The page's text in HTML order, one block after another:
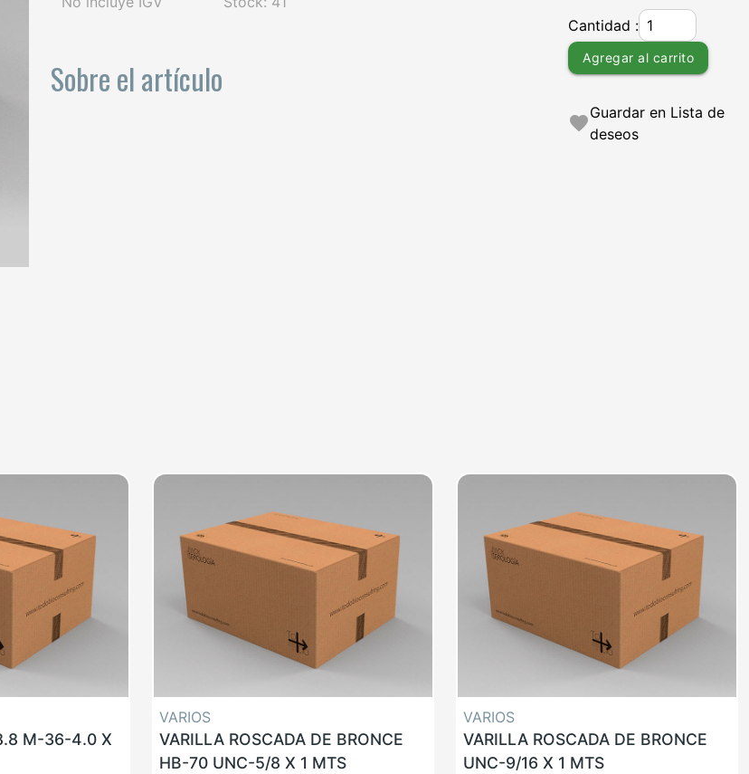
Sobre el artículo
Cantidad :
Agregar al carrito
favoriteGuardar en Lista de
deseos
M-36-4.0 X
VARIOS
VARILLA ROSCADA DE BRONCE
HB-70 UNC-5/8 X 1 MTS
VARIOS
VARILLA ROSCADA DE BRONCE
UNC-9/16 X 1 MTS